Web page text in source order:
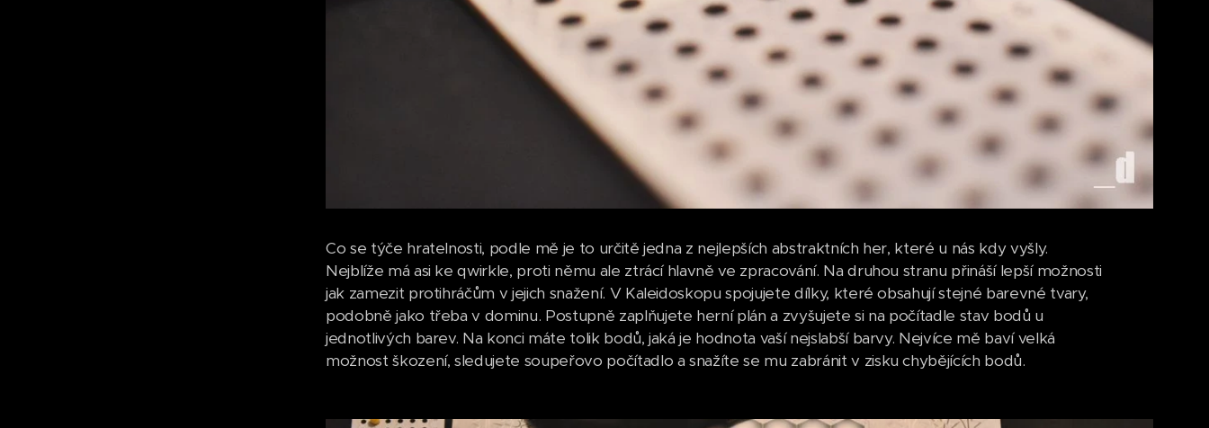
Co se týče hratelnosti, podle mě je to určitě jedna z nejlepších abstraktních her, které u nás kdy vyšly.
Nejblíže má asi ke qwirkle, proti němu ale ztrácí hlavně ve zpracování. Na druhou stranu přináší lepší možnosti
jak zamezit protihráčům v jejich snažení. V Kaleidoskopu spojujete dílky, které obsahují stejné barevné tvary,
podobně jako třeba v dominu. Postupně zaplňujete herní plán a zvyšujete si na počítadle stav bodů u
jednotlivých barev. Na konci máte tolik bodů, jaká je hodnota vaší nejslabší barvy. Nejvíce mě baví velká
možnost škození, sledujete soupeřovo počítadlo a snažíte se mu zabránit v zisku chybějících bodů.